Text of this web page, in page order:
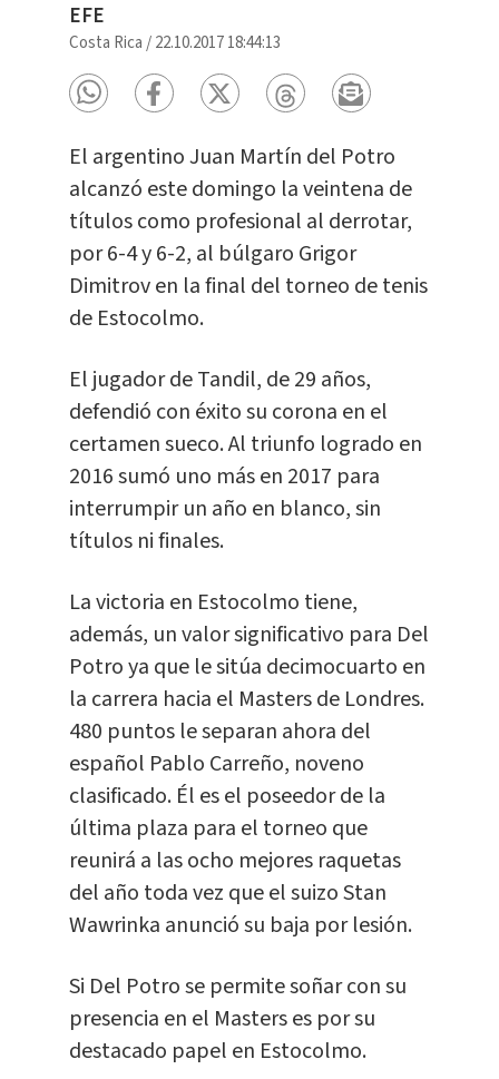
EFE
Costa Rica /22.10.2017 18:44:13
El argentino Juan Martín del Potro
alcanzó este domingo la veintena de
títulos como profesional al derrotar,
por 6-4 y 6-2, al búlgaro Grigor
Dimitrov en la final del torneo de tenis
de Estocolmo.
El jugador de Tandil, de 29 años,
defendió con éxito su corona en el
certamen sueco. Al triunfo logrado en
2016 sumó uno más en 2017 para
interrumpir un año en blanco, sin
títulos ni finales.
La victoria en Estocolmo tiene,
además, un valor significativo para Del
Potro ya que le sitúa decimocuarto en
la carrera hacia el Masters de Londres.
480 puntos le separan ahora del
español Pablo Carreño, noveno
clasificado. Él es el poseedor de la
última plaza para el torneo que
reunirá a las ocho mejores raquetas
del año toda vez que el suizo Stan
Wawrinka anunció su baja por lesión.
Si Del Potro se permite soñar con su
presencia en el Masters es por su
destacado papel en Estocolmo.